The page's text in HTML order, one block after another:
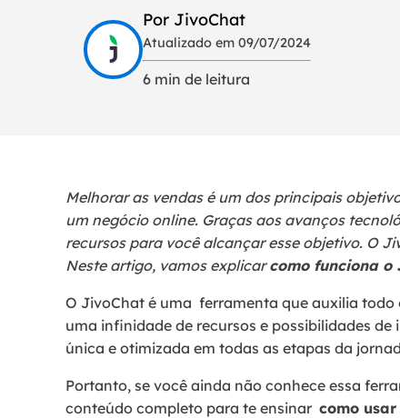
Por JivoChat
Atualizado em 09/07/2024
6 min de leitura
Melhorar as vendas é um dos principais
um negócio online. Graças aos avanços
recursos para você alcançar esse objetivo. O
Neste artigo, vamos explicarcomo funciona o
O JivoChat é uma ferramenta que auxilia todo
uma infinidade de recursos e possibilidades
única e otimizada em todas as etapas da
Portanto, se você ainda não conhece essa
conteúdo completo para te ensinar como